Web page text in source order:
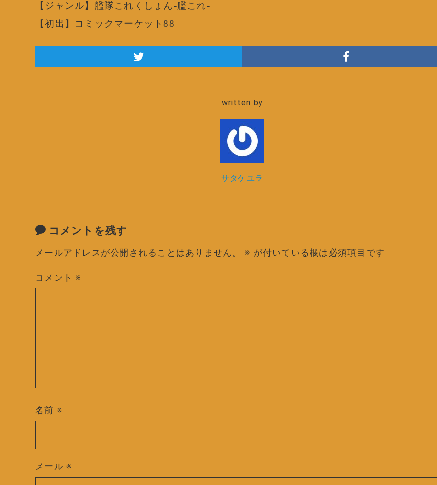
【ジャンル】艦隊これくしょん-艦これ-
【初出】コミックマーケット88
written by
サタケユラ
コメントを残す
メールアドレスが公開されることはありません。 ※ が付いている欄は必須項目です
コメント ※
名前 ※
メール ※